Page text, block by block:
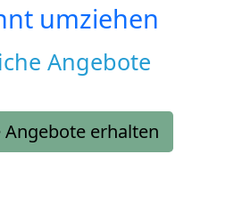
umziehen
Angebote
Angebote erhalten